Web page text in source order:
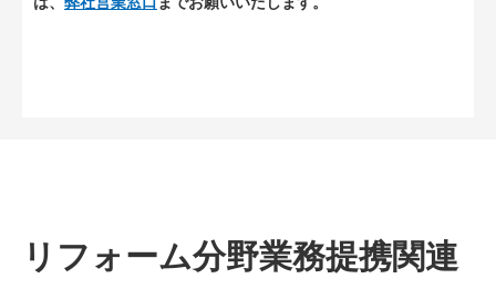
リフォーム分野業務提携関連